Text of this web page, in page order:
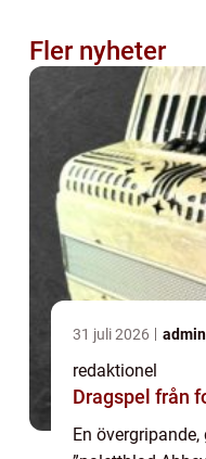
Fler nyheter
31 juli 2026 admin
redaktionel
En